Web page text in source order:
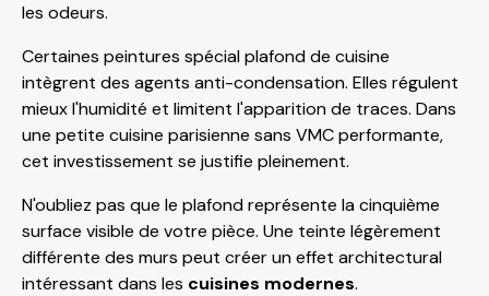
les odeurs.
Certaines peintures spécial plafond de cuisine
intègrent des agents anti-condensation. Elles régulent
mieux l'humidité et limitent l'apparition de traces. Dans
une petite cuisine parisienne sans VMC performante,
cet investissement se justifie pleinement.
N'oubliez pas que le plafond représente la cinquième
surface visible de votre pièce. Une teinte légèrement
différente des murs peut créer un effet architectural
intéressant dans les cuisines modernes.